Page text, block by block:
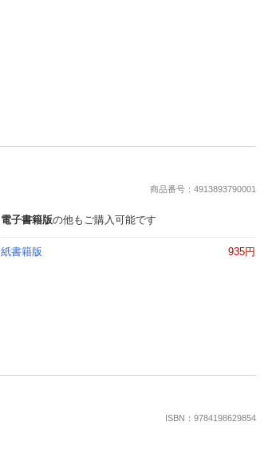
商品番号：4913893790001
電子書籍版の他もご購入可能です
紙書籍版 935円
ISBN：9784198629854